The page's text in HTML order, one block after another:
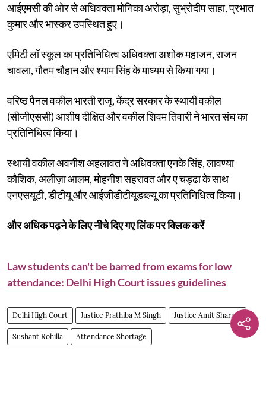
आईएमसी की ओर से अधिवक्ता मोनिका अरोड़ा, सुभ्रोदीप साहा, प्रभात
कुमार और भास्कर उपस्थित हुए।
एमिटी लॉ स्कूल का प्रतिनिधित्व अधिवक्ता अशोक महाजन, राजन
चावला, गौतम चौहान और श्याम सिंह के माध्यम से किया गया।
वरिष्ठ पैनल वकील भारती राजू, केंद्र सरकार के स्थायी वकील
(सीजीएससी) आशीष दीक्षित और वकील शिवम तिवारी ने भारत संघ का
प्रतिनिधित्व किया।
स्थायी वकील अवनीश अहलावत ने अधिवक्ता एनके सिंह, लावण्या
कौशिक, अलीज़ा आलम, मोहनीश सहरावत और ए चड्ढा के साथ
एनएसयूटी, डीटीयू और आईजीडीटीयूडब्ल्यू का प्रतिनिधित्व किया।
और अधिक पढ़ने के लिए नीचे दिए गए लिंक पर क्लिक करें
Law students can't be barred from exams for low
attendance: Delhi High Court issues guidelines
Delhi High Court Justice Prathiba M Singh Justice Amit Sharma
Sushant Rohilla Attendance Shortage